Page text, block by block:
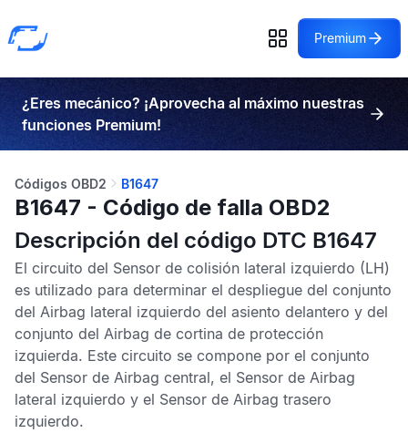
Premium
¿Eres mecánico? ¡Aprovecha al máximo nuestras
funciones Premium!
Códigos OBD2 B1647
B1647 - Código de falla OBD2
Descripción del código DTC B1647
El circuito del Sensor de colisión lateral izquierdo (LH)
es utilizado para determinar el despliegue del conjunto
del Airbag lateral izquierdo del asiento delantero y del
conjunto del Airbag de cortina de protección
izquierda. Este circuito se compone por el conjunto
del Sensor de Airbag central, el Sensor de Airbag
lateral izquierdo y el Sensor de Airbag trasero
izquierdo.